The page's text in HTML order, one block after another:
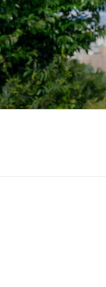
コ
ン
テ
ン
ツ
へ
ス
キ